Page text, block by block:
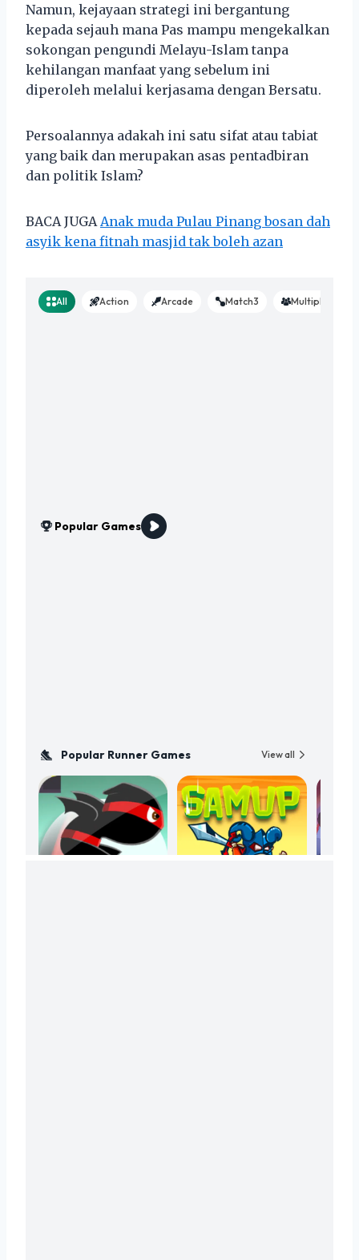
Namun, kejayaan strategi ini bergantung
kepada sejauh mana Pas mampu mengekalkan
sokongan pengundi Melayu-Islam tanpa
kehilangan manfaat yang sebelum ini
diperoleh melalui kerjasama dengan Bersatu.
Persoalannya adakah ini satu sifat atau tabiat
yang baik dan merupakan asas pentadbiran
dan politik Islam?
BACA JUGA Anak muda Pulau Pinang bosan dah
asyik kena fitnah masjid tak boleh azan